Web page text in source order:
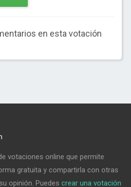
en esta votación
votaciones online que permite
gratuita y compartirla con otras
opinión. Puedescrear una votación